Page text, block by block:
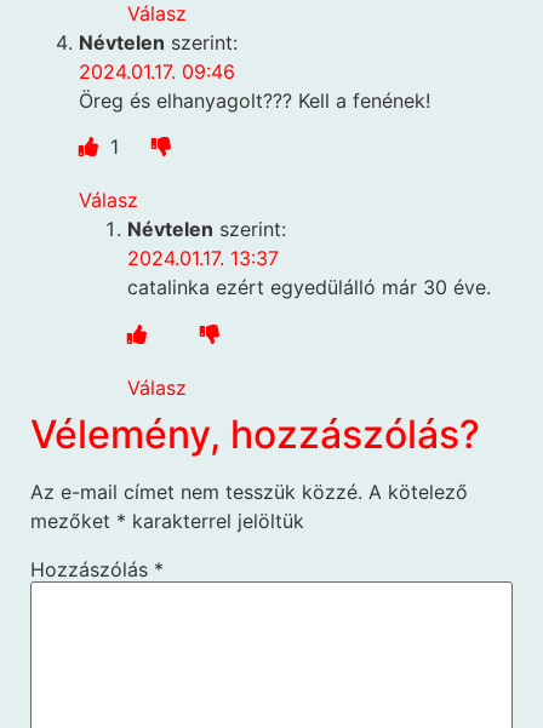
Válasz
Névtelen szerint:
2024.01.17. 09:46
Öreg és elhanyagolt??? Kell a fenének!
1
Válasz
Névtelen szerint:
2024.01.17. 13:37
catalinka ezért egyedülálló már 30 éve.
Válasz
Vélemény, hozzászólás?
Az e-mail címet nem tesszük közzé. A kötelező
mezőket * karakterrel jelöltük
Hozzászólás *